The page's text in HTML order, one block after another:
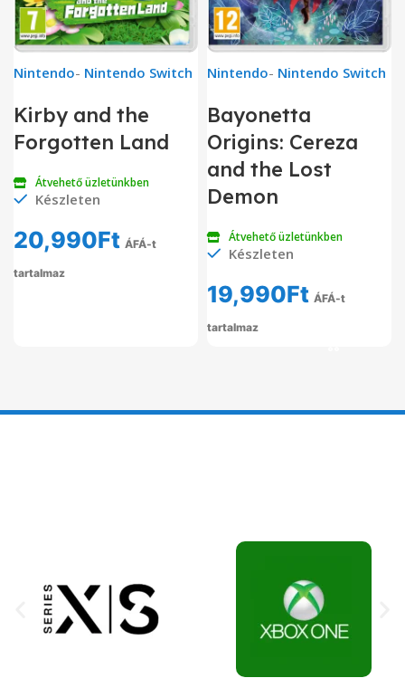
Nintendo- Nintendo Switch
Kirby and the
Forgotten Land
Átvehető üzletünkben
Készleten
20,990Ft ÁFÁ-t
tartalmaz
Nintendo- Nintendo Switch
Bayonetta
Origins: Cereza
and the Lost
Demon
Átvehető üzletünkben
Készleten
19,990Ft ÁFÁ-t
tartalmaz